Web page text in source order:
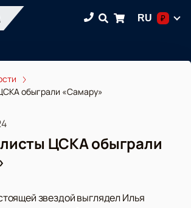
RU ₽
обыграли «Самару»
ЦСКА обыграли
звездой выглядел Илья